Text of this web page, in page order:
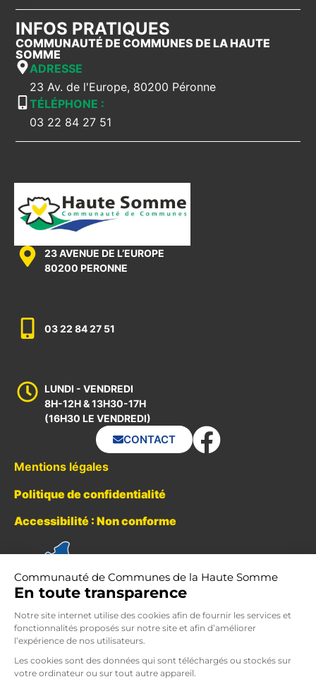
INFOS PRATIQUES
COMMUNAUTÉ DE COMMUNES DE LA HAUTE
SOMME
ADRESSE
23 Av. de l'Europe, 80200 Péronne
TÉLÉPHONE :
03 22 84 27 51
23 AVENUE DE L’EUROPE
80200 PERONNE
03 22 84 27 51
LUNDI - VENDREDI
8H-12H & 13H30-17H
(16H30 LE VENDREDI)
CONTACT
Mentions légales
Politique de confidentialité
Accessibilité : Non conforme
Communauté de Communes de la Haute Somme
En toute transparence
Notre site internet utilise des cookies afin de fournir les services et
fonctionnalités proposés sur notre site et afin d’améliorer
l’expérience de nos utilisateurs.
Les cookies sont des données qui sont téléchargés ou stockés sur
votre ordinateur ou sur tout autre appareil.